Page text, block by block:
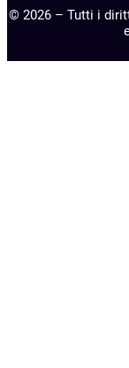
© 2026 – Tutti i